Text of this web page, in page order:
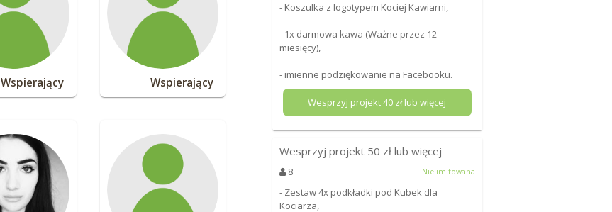
Wspierający Wspierający
- Koszulka z logotypem Kociej Kawiarni,
- 1x darmowa kawa (Ważne przez 12
miesięcy),
- imienne podziękowanie na Facebooku.
Wesprzyj projekt40 zł lub więcej
Wesprzyj projekt 50 zł lub więcej
8 Nielimitowana
- Zestaw 4x podkładki pod Kubek dla
Kociarza,